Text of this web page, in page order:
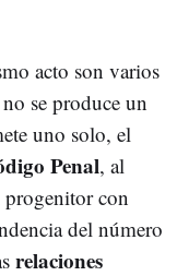
acto son varios
se produce un
uno solo, el
Penal, al
progenitor con
del número
relaciones